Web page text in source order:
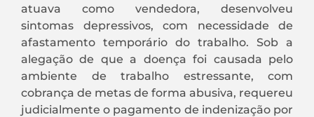
atuava como vendedora, desenvolveu
sintomas depressivos, com necessidade de
afastamento temporário do trabalho. Sob a
alegação de que a doença foi causada pelo
ambiente de trabalho estressante, com
cobrança de metas de forma abusiva, requereu
judicialmente o pagamento de indenização por